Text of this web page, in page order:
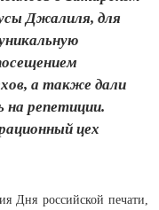
Джалиля, для
а также дали
репетиции.
цех
Дня российской печати,